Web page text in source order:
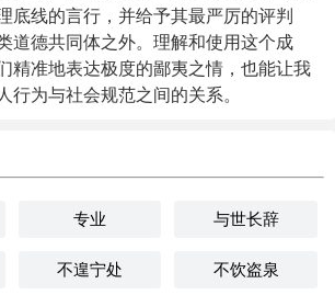
底线的言行，并给予其最严厉的评判
德共同体之外。理解和使用这个成
精准地表达极度的鄙夷之情，也能让我
行为与社会规范之间的关系。
专业 与世长辞
不遑宁处 不饮盗泉